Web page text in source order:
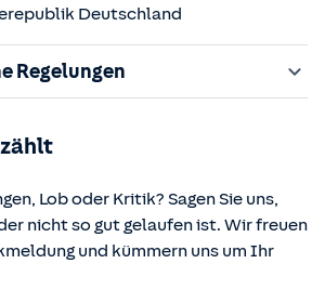
Deutschland
Regelungen
über den Versicherungsvertrag
(VAG)
die Versicherungsvermittlung und -
Lob oder Kritik? Sagen Sie uns,
nicht so gut gelaufen ist. Wir freuen
und kümmern uns um Ihr